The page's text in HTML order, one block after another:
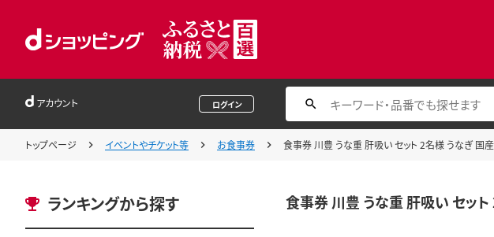
アカウント ログイン
トップページ イベントやチケット等 お食事券 食事券 川豊 うな重 肝吸い セット 2名様 うなぎ 国産
ランキングから探す 食事券 川豊 うな重 肝吸い セット